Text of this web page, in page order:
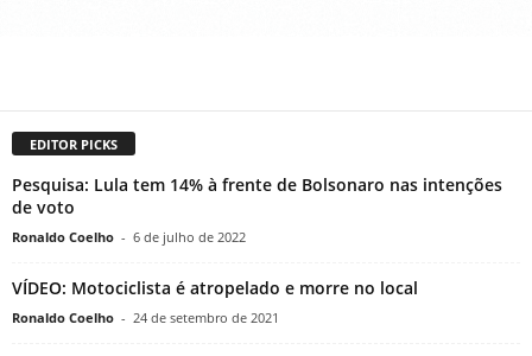
EDITOR PICKS
Pesquisa: Lula tem 14% à frente de Bolsonaro nas intenções
de voto
Ronaldo Coelho - 6 de julho de 2022
VÍDEO: Motociclista é atropelado e morre no local
Ronaldo Coelho - 24 de setembro de 2021